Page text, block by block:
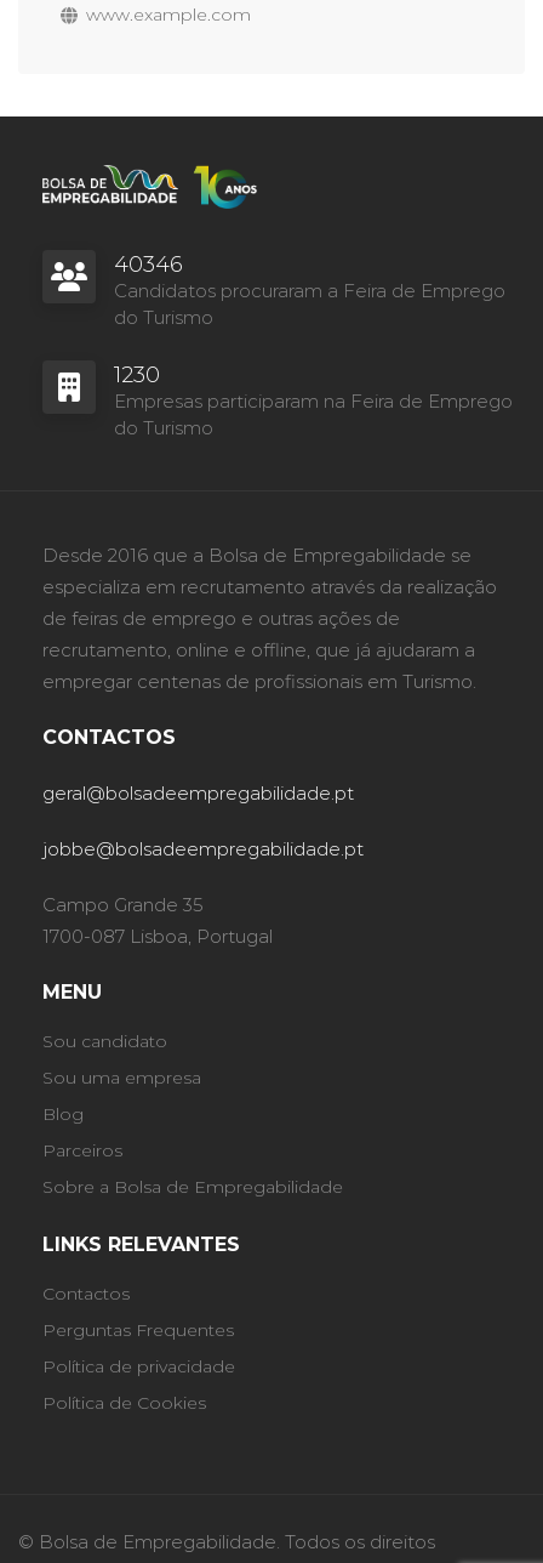
www.example.com
40346
Candidatos procuraram a Feira de Emprego
do Turismo
1230
Empresas participaram na Feira de Emprego
do Turismo
Desde 2016 que a Bolsa de Empregabilidade se
especializa em recrutamento através da realização
de feiras de emprego e outras ações de
recrutamento, online e offline, que já ajudaram a
empregar centenas de profissionais em Turismo.
CONTACTOS
geral@bolsadeempregabilidade.pt
jobbe@bolsadeempregabilidade.pt
Campo Grande 35
1700-087 Lisboa, Portugal
MENU
Sou candidato
Sou uma empresa
Blog
Parceiros
Sobre a Bolsa de Empregabilidade
LINKS RELEVANTES
Contactos
Perguntas Frequentes
Política de privacidade
Política de Cookies
© Bolsa de Empregabilidade. Todos os direitos